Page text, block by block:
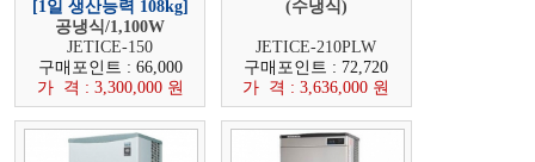
[1일 생산능력 108kg]
공냉식/1,100W
JETICE-150
구매포인트 : 66,000
가 격 : 3,300,000 원
(수냉식)
JETICE-210PLW
구매포인트 : 72,720
가 격 : 3,636,000 원